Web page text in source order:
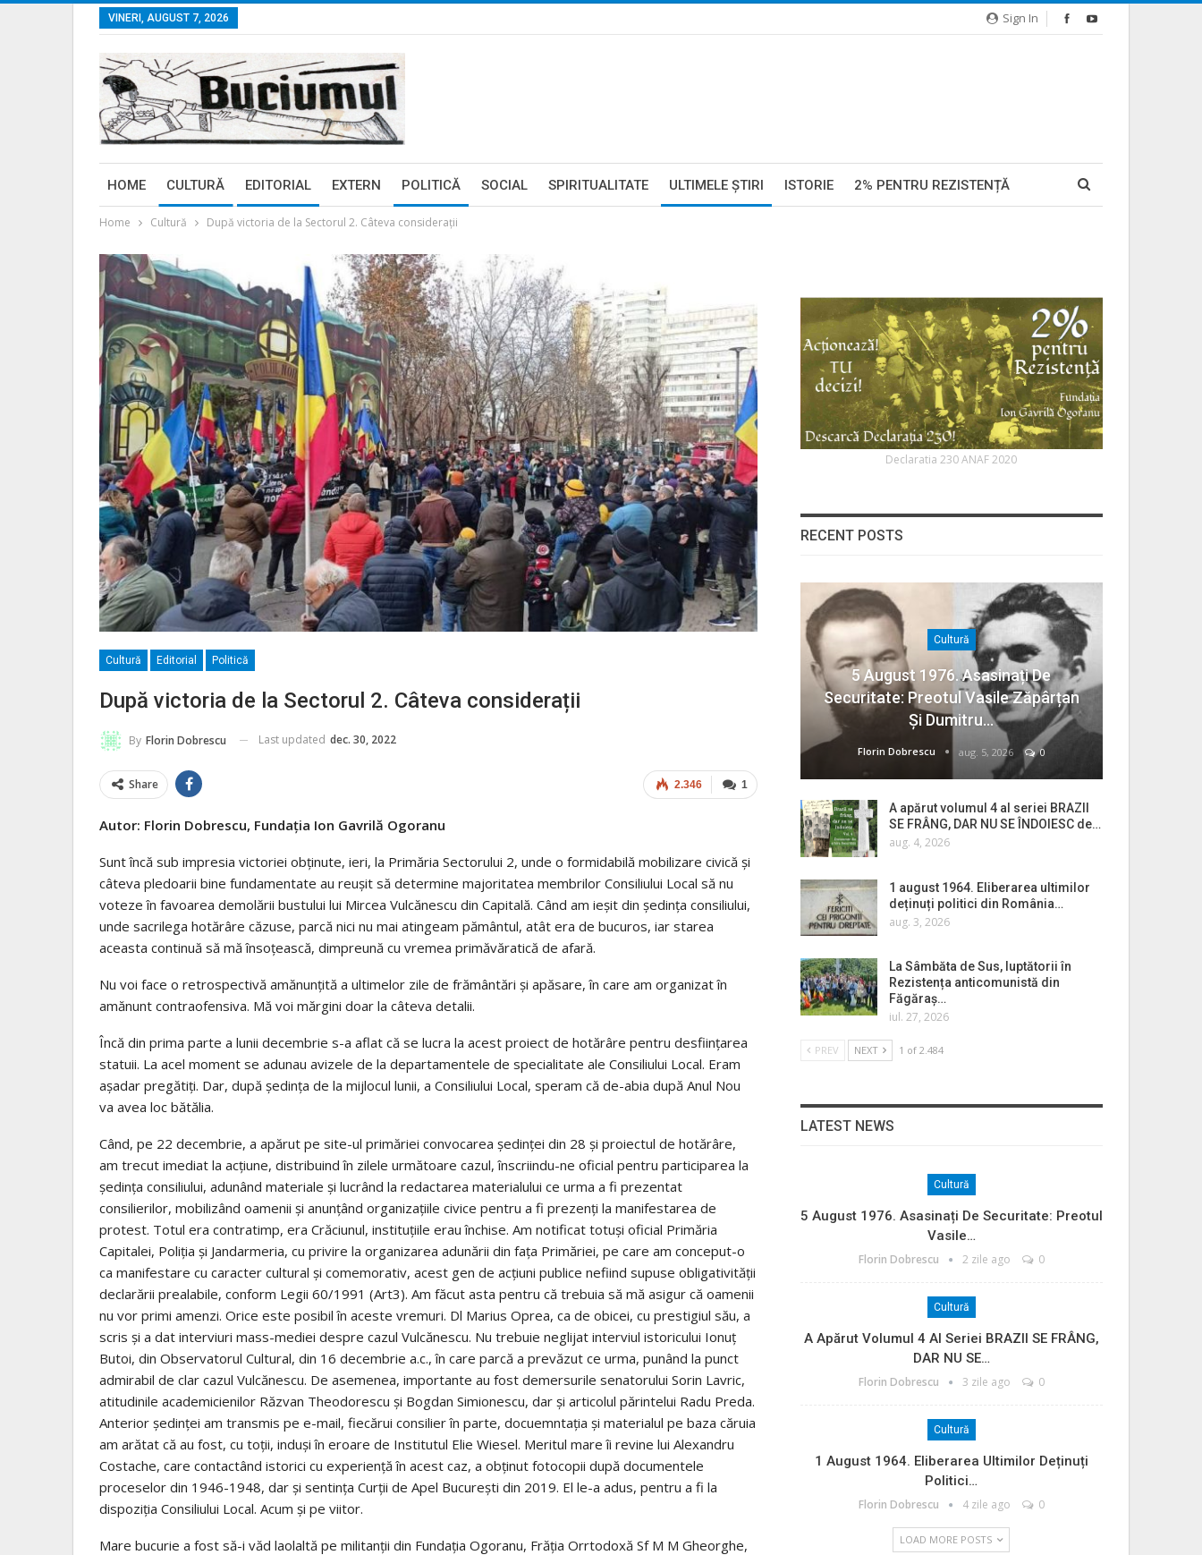
Sign In
VINERI, AUGUST 7, 2026
HOME CULTURĂ EDITORIAL EXTERN POLITICĂ SOCIAL SPIRITUALITATE ULTIMELE ŞTIRI ISTORIE 2% PENTRU REZISTENȚĂ
Home Cultură După victoria de la Sectorul 2. Câteva considerații
Cultură Editorial Politică
După victoria de la Sectorul 2. Câteva considerații
By Florin Dobrescu Last updated dec. 30, 2022
1
2.346
Share
Autor: Florin Dobrescu, Fundația Ion Gavrilă Ogoranu
Sunt încă sub impresia victoriei obținute, ieri, la Primăria Sectorului 2, unde o formidabilă mobilizare civică și
câteva pledoarii bine fundamentate au reușit să determine majoritatea membrilor Consiliului Local să nu
voteze în favoarea demolării bustului lui Mircea Vulcănescu din Capitală. Când am ieșit din ședința consiliului,
unde sacrilega hotărâre căzuse, parcă nici nu mai atingeam pământul, atât era de bucuros, iar starea
aceasta continuă să mă însoțească, dimpreună cu vremea primăvăratică de afară.
Nu voi face o retrospectivă amănunțită a ultimelor zile de frământări și apăsare, în care am organizat în
amănunt contraofensiva. Mă voi mărgini doar la câteva detalii.
Încă din prima parte a lunii decembrie s-a aflat că se lucra la acest proiect de hotărâre pentru desființarea
statuii. La acel moment se adunau avizele de la departamentele de specialitate ale Consiliului Local. Eram
așadar pregătiți. Dar, după ședința de la mijlocul lunii, a Consiliului Local, speram că de-abia după Anul Nou
va avea loc bătălia.
Când, pe 22 decembrie, a apărut pe site-ul primăriei convocarea ședinței din 28 și proiectul de hotărâre,
am trecut imediat la acțiune, distribuind în zilele următoare cazul, înscriindu-ne oficial pentru participarea la
ședința consiliului, adunând materiale și lucrând la redactarea materialului ce urma a fi prezentat
consilierilor, mobilizând oamenii și anunțând organizațiile civice pentru a fi prezenți la manifestarea de
protest. Totul era contratimp, era Crăciunul, instituțiile erau închise. Am notificat totuși oficial Primăria
Capitalei, Poliția și Jandarmeria, cu privire la organizarea adunării din fața Primăriei, pe care am conceput-o
ca manifestare cu caracter cultural și comemorativ, acest gen de acțiuni publice nefiind supuse obligativității
declarării prealabile, conform Legii 60/1991 (Art3). Am făcut asta pentru că trebuia să mă asigur că oamenii
nu vor primi amenzi. Orice este posibil în aceste vremuri. Dl Marius Oprea, ca de obicei, cu prestigiul său, a
scris și a dat interviuri mass-mediei despre cazul Vulcănescu. Nu trebuie neglijat interviul istoricului Ionuț
Butoi, din Observatorul Cultural, din 16 decembrie a.c., în care parcă a prevăzut ce urma, punând la punct
admirabil de clar cazul Vulcănescu. De asemenea, importante au fost demersurile senatorului Sorin Lavric,
atitudinile academicienilor Răzvan Theodorescu și Bogdan Simionescu, dar și articolul părintelui Radu Preda.
Anterior ședinței am transmis pe e-mail, fiecărui consilier în parte, docuemntația și materialul pe baza căruia
am arătat că au fost, cu toții, induși în eroare de Institutul Elie Wiesel. Meritul mare îi revine lui Alexandru
Costache, care contactând istorici cu experiență în acest caz, a obținut fotocopii după documentele
proceselor din 1946-1948, dar și sentința Curții de Apel București din 2019. El le-a adus, pentru a fi la
dispoziția Consiliului Local. Acum și pe viitor.
Mare bucurie a fost să-i văd laolaltă pe militanții din Fundația Ogoranu, Frăția Orrtodoxă Sf M M Gheorghe,
Declaratia 230 ANAF 2020
RECENT POSTS
Cultură
5 August 1976. Asasinați De
Securitate: Preotul Vasile Zăpârțan
Și Dumitru…
Florin Dobrescu aug. 5, 2026 0
A apărut volumul 4 al seriei BRAZII
SE FRÂNG, DAR NU SE ÎNDOIESC de…
aug. 4, 2026
1 august 1964. Eliberarea ultimilor
deținuți politici din România…
aug. 3, 2026
La Sâmbăta de Sus, luptătorii în
Rezistența anticomunistă din
Făgăraș…
iul. 27, 2026
PREV NEXT 1 of 2.484
LATEST NEWS
Cultură
5 August 1976. Asasinați De Securitate: Preotul
Vasile…
Florin Dobrescu 2 zile ago 0
Cultură
A Apărut Volumul 4 Al Seriei BRAZII SE FRÂNG,
DAR NU SE…
Florin Dobrescu 3 zile ago 0
Cultură
1 August 1964. Eliberarea Ultimilor Deținuți
Politici…
Florin Dobrescu 4 zile ago 0
LOAD MORE POSTS